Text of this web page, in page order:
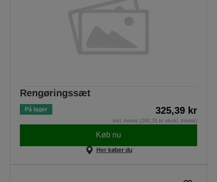
Rengøringssæt
På lager 325,39 kr
inkl. moms (260,31 kr ekskl. moms)
Køb nu
Her køber du